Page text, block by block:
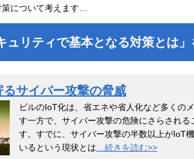
について考えます…
ュリティで基本となる対策とは
サイバー攻撃の脅威
ビルのIoT化は、省エネや省人化など多くの
す一方で、サイバー攻撃の危険にさらされる
す。すでに、サイバー攻撃の半数以上がIoT
いるという現状とは …続きを読む>>